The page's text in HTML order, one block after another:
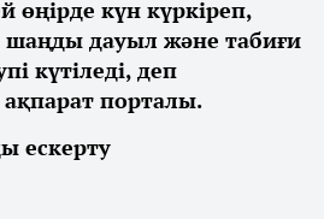
өңірде күн күркіреп,
шаңды дауыл және табиғи
күтіледі, деп
ақпарат порталы.
ескерту